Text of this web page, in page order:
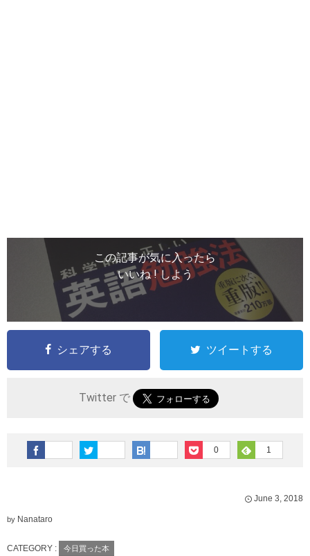
この記事が気に入ったら
いいね ! しよう
シェアする ツイートする
Twitter で
0 1
June 3, 2018
by Nanataro
CATEGORY : 今日買った本